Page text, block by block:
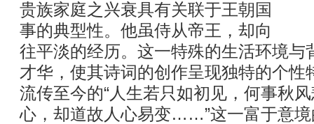
贵族家庭之兴衰具有关联于王朝国
事的典型性。他虽侍从帝王，却向
往平淡的经历。这一特殊的生活环境与
才华，使其诗词的创作呈现独特的个性
流传至今的“人生若只如初见，何事秋
心，却道故人心易变……”这一富于意